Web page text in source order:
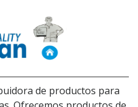
de productos para